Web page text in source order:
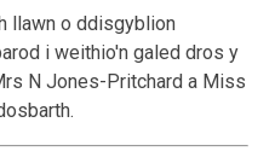
llawn o ddisgyblion
i weithio'n galed dros y
N Jones-Pritchard a Miss